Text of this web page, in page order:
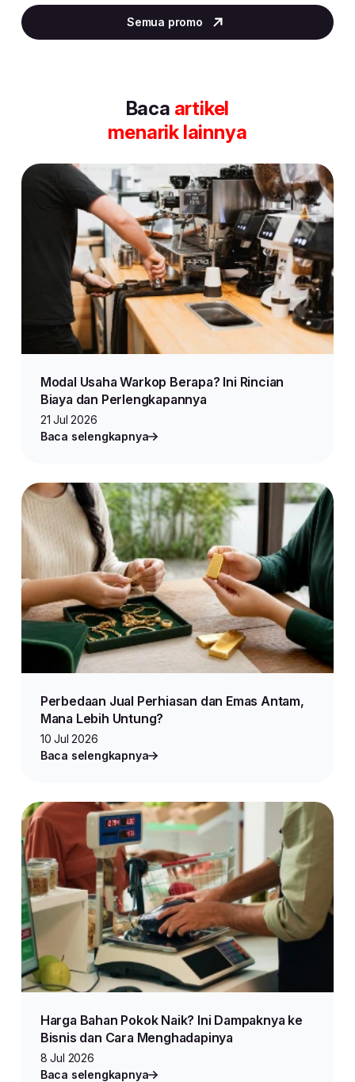
2
of
Semua promo
Baca artikel
menarik lainnya
Modal Usaha Warkop Berapa? Ini Rincian
Biaya dan Perlengkapannya
21 Jul 2026
Baca selengkapnya
Perbedaan Jual Perhiasan dan Emas Antam,
Mana Lebih Untung?
10 Jul 2026
Baca selengkapnya
Harga Bahan Pokok Naik? Ini Dampaknya ke
Bisnis dan Cara Menghadapinya
8 Jul 2026
Baca selengkapnya